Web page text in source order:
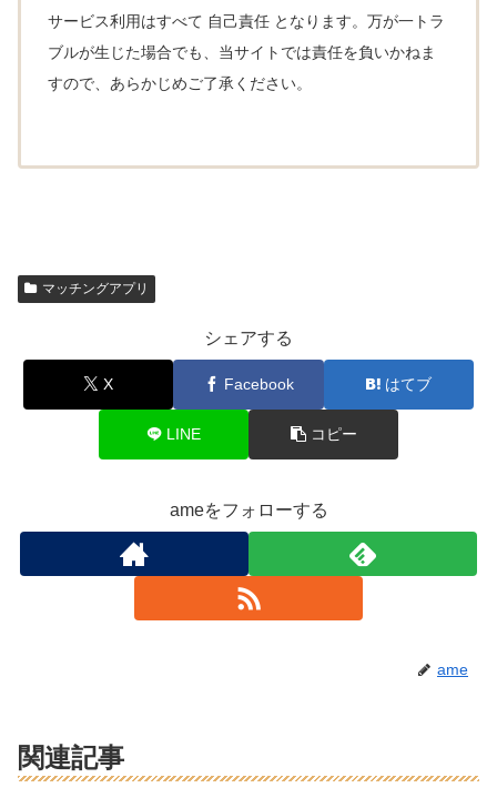
サービス利用はすべて 自己責任 となります。万が一トラ
ブルが生じた場合でも、当サイトでは責任を負いかねま
すので、あらかじめご了承ください。
マッチングアプリ
シェアする
X Facebook はてブ
LINE コピー
ameをフォローする
ame
関連記事